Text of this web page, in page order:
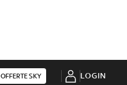
OFFERTE SKY LOGIN